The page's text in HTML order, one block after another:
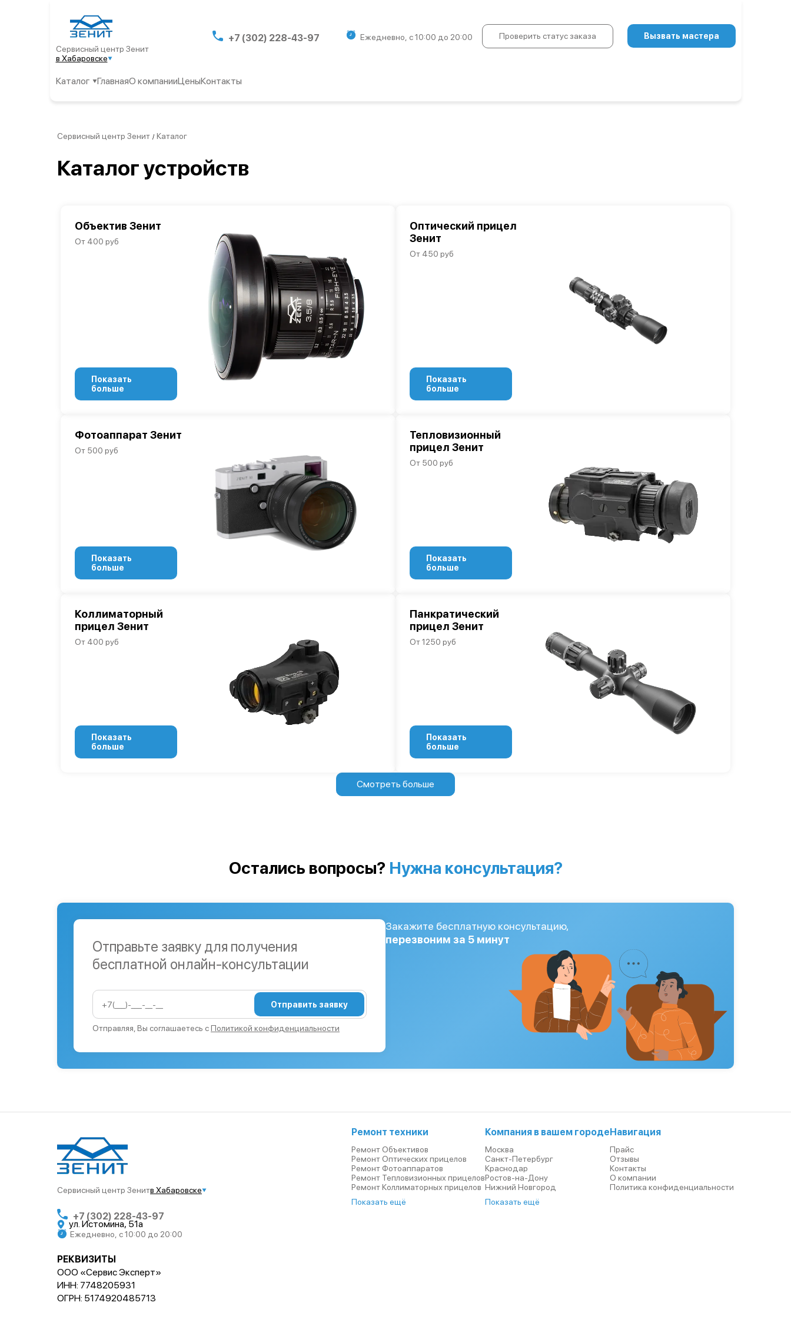
Сервисный центр Зенит
в Хабаровске
+7 (302) 228-43-97 Ежедневно, с 10:00 до 20:00 Проверить статус заказа Вызвать мастера
Каталог ГлавнаяО компанииЦеныКонтакты
Сервисный центр Зенит / Каталог
Каталог устройств
Объектив Зенит
От 400 руб
Показать
больше
Оптический прицел
Зенит
От 450 руб
Показать
больше
Фотоаппарат Зенит
От 500 руб
Показать
больше
Тепловизионный
прицел Зенит
От 500 руб
Показать
больше
Коллиматорный
прицел Зенит
От 400 руб
Показать
больше
Панкратический
прицел Зенит
От 1250 руб
Показать
больше
Смотреть больше
Остались вопросы? Нужна консультация?
Отправьте заявку для получения
бесплатной онлайн-консультации
Отправить заявку
Отправляя, Вы соглашаетесь сПолитикой конфиденциальности
Закажите бесплатную консультацию,
перезвоним за 5 минут
Сервисный центр Зенитв Хабаровске
+7 (302) 228-43-97
ул. Истомина, 51а
Ежедневно, с 10:00 до 20:00
РЕКВИЗИТЫ
ООО «Сервис Эксперт»
ИНН: 7748205931
ОГРН: 5174920485713
Ремонт техники
Ремонт Объективов
Ремонт Оптических прицелов
Ремонт Фотоаппаратов
Ремонт Тепловизионных прицелов
Ремонт Коллиматорных прицелов
Показать ещё
Компания в вашем городе
Москва
Санкт-Петербург
Краснодар
Ростов-на-Дону
Нижний Новгород
Показать ещё
Навигация
Прайс
Отзывы
Контакты
О компании
Политика конфиденциальности